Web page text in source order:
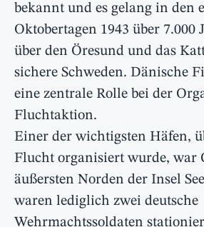
bekannt und es gelang in den
Oktobertagen 1943 über 7.000
über den Öresund und das
sichere Schweden. Dänische
eine zentrale Rolle bei der
Fluchtaktion.
Einer der wichtigsten Häfen,
Flucht organisiert wurde, war
äußersten Norden der Insel
waren lediglich zwei deutsche
Wehrmachtssoldaten